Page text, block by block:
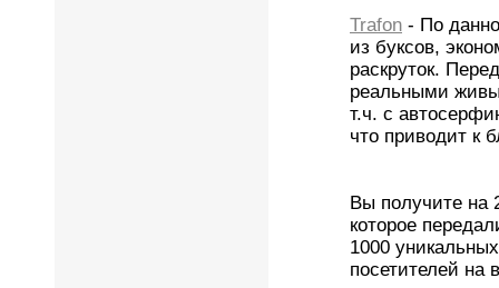
Trafon - По
из буксов,
раскруток.
реальными
т.ч. с
что приводит к
Вы получите на
которое
1000
посетителей на